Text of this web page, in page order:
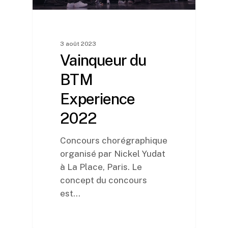
3 août 2023
Vainqueur du
BTM
Experience
2022
Concours chorégraphique
organisé par Nickel Yudat
à La Place, Paris. Le
concept du concours
est…